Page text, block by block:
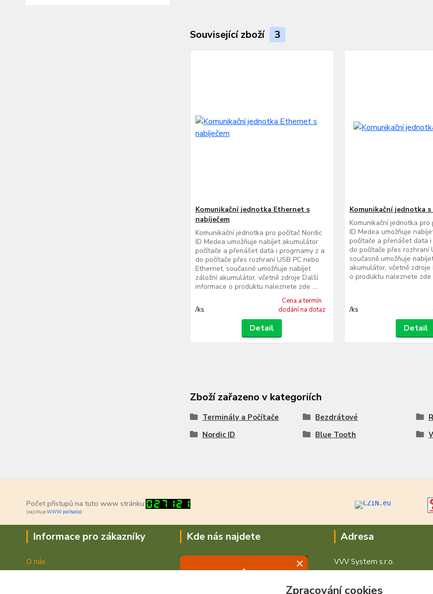
Související zboží 3
Komunikační jednotka Ethernet s
nabíječem
Komunikační jednotka pro počítač Nordic
ID Medea umožňuje nabíjet akumulátor
počítače a přenášet data i progrnamy z a
do počítače přes rozhraní USB PC nebo
Ethernet, současně umožňuje nabíjet
záložní akumulátor, včetně zdroje Další
informace o produktu naleznete zde ....
/ks
Cena a termín
dodání na dotaz
Detail
Komunikační jednotka s
Komunikační jednotka pro
ID Medea umožňuje
počítače a přenášet data
do počítače přes rozhraní
současně umožňuje
akumulátor, včetně
o produktu naleznete zde
/ks
Detail
Zboží zařazeno v kategoriích
Terminály a Počítače Bezdrátové
Nordic ID
Blue Tooth
Počet přístupů na tuto www stránku:
(zajišťujeWWW počítadlo)
Informace pro zákazníky
O nás
Jak nakupovat
Kde nás najdete Adresa
VVV System s.r.o.
V Podhájí 776/ 30
400 01 Ústí nad Labem
Zpracování cookies